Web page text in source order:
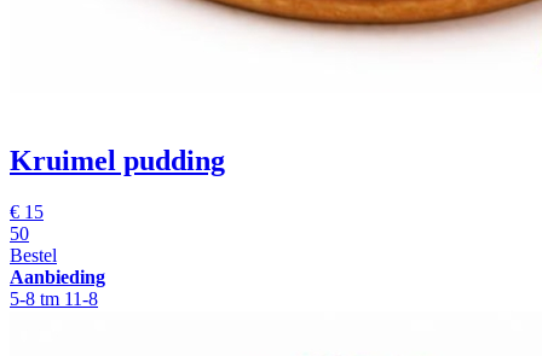
Kruimel pudding
€ 15
50
Bestel
Aanbieding
5-8 tm 11-8